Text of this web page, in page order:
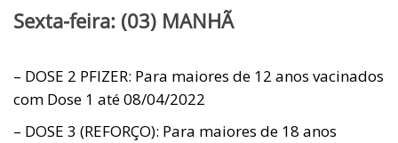
Sexta-feira: (03) MANHÃ
– DOSE 2 PFIZER: Para maiores de 12 anos vacinados
com Dose 1 até 08/04/2022
– DOSE 3 (REFORÇO): Para maiores de 18 anos